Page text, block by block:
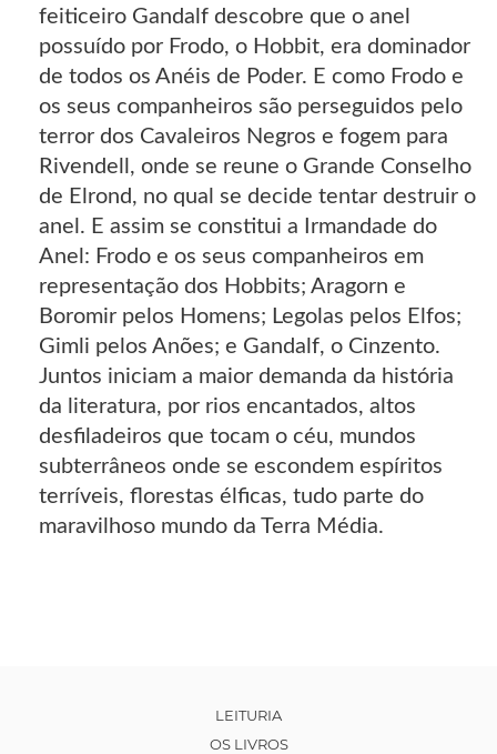
feiticeiro Gandalf descobre que o anel
possuído por Frodo, o Hobbit, era dominador
de todos os Anéis de Poder. E como Frodo e
os seus companheiros são perseguidos pelo
terror dos Cavaleiros Negros e fogem para
Rivendell, onde se reune o Grande Conselho
de Elrond, no qual se decide tentar destruir o
anel. E assim se constitui a Irmandade do
Anel: Frodo e os seus companheiros em
representação dos Hobbits; Aragorn e
Boromir pelos Homens; Legolas pelos Elfos;
Gimli pelos Anões; e Gandalf, o Cinzento.
Juntos iniciam a maior demanda da história
da literatura, por rios encantados, altos
desfiladeiros que tocam o céu, mundos
subterrâneos onde se escondem espíritos
terríveis, florestas élficas, tudo parte do
maravilhoso mundo da Terra Média.
LEITURIA
OS LIVROS